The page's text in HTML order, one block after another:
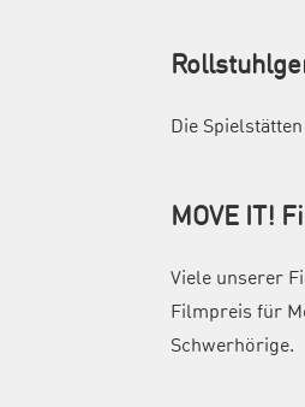
Die
MOVE IT!
Viele unserer
Filmpreis für
Schwerhörige.